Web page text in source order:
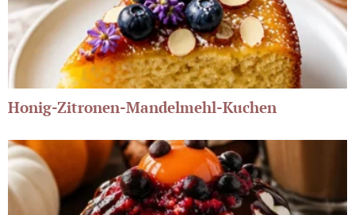
Honig-Zitronen-Mandelmehl-Kuchen